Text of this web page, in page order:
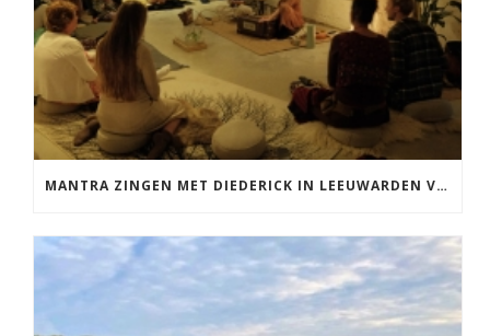
MANTRA ZINGEN MET DIEDERICK IN LEEUWARDEN VRIJDAG 12 JUNI KIRTAN